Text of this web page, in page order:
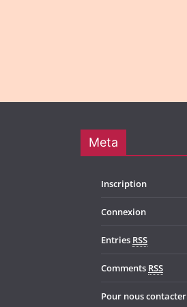
Meta
Inscription
Connexion
Entries RSS
Comments RSS
Pour nous contacter